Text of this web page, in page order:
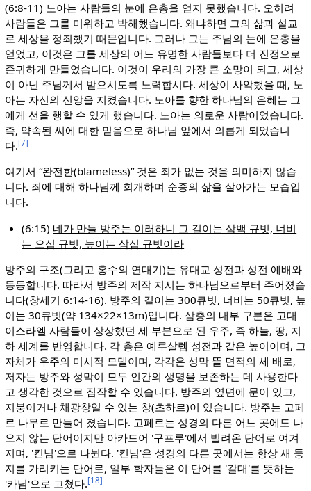
(6:8-11) 노아는 사람들의 눈에 은총을 얻지 못했습니다. 오히려
사람들은 그를 미워하고 박해했습니다. 왜냐하면 그의 삶과 설교
로 세상을 정죄했기 때문입니다. 그러나 그는 주님의 눈에 은총을
얻었고, 이것은 그를 세상의 어느 유명한 사람들보다 더 진정으로
존귀하게 만들었습니다. 이것이 우리의 가장 큰 소망이 되고, 세상
이 아닌 주님께서 받으시도록 노력합시다. 세상이 사악했을 때, 노
아는 자신의 신앙을 지켰습니다. 노아를 향한 하나님의 은혜는 그
에게 선을 행할 수 있게 했습니다. 노아는 의로운 사람이었습니다.
즉, 약속된 씨에 대한 믿음으로 하나님 앞에서 의롭게 되었습니
다.[7]
여기서 “완전한(blameless)” 것은 죄가 없는 것을 의미하지 않습
니다. 죄에 대해 하나님께 회개하며 순종의 삶을 살아가는 모습입
니다.
(6:15) 네가 만들 방주는 이러하니 그 길이는 삼백 규빗, 너비
는 오십 규빗, 높이는 삼십 규빗이라
방주의 구조(그리고 홍수의 연대기)는 유대교 성전과 성전 예배와
동등합니다. 따라서 방주의 제작 지시는 하나님으로부터 주어졌습
니다(창세기 6:14-16). 방주의 길이는 300큐빗, 너비는 50큐빗, 높
이는 30큐빗(약 134×22×13m)입니다. 삼층의 내부 구분은 고대
이스라엘 사람들이 상상했던 세 부분으로 된 우주, 즉 하늘, 땅, 지
하 세계를 반영합니다. 각 층은 예루살렘 성전과 같은 높이이며, 그
자체가 우주의 미시적 모델이며, 각각은 성막 뜰 면적의 세 배로,
저자는 방주와 성막이 모두 인간의 생명을 보존하는 데 사용한다
고 생각한 것으로 짐작할 수 있습니다. 방주의 옆면에 문이 있고,
지붕이거나 채광창일 수 있는 창(초하르)이 있습니다. 방주는 고페
르 나무로 만들어 졌습니다. 고페르는 성경의 다른 어느 곳에도 나
오지 않는 단어이지만 아카드어 '구프루'에서 빌려온 단어로 여겨
지며, '킨님'으로 나뉜다. '킨님'은 성경의 다른 곳에서는 항상 새 둥
지를 가리키는 단어로, 일부 학자들은 이 단어를 '갈대'를 뜻하는
'카님'으로 고쳤다.[18]